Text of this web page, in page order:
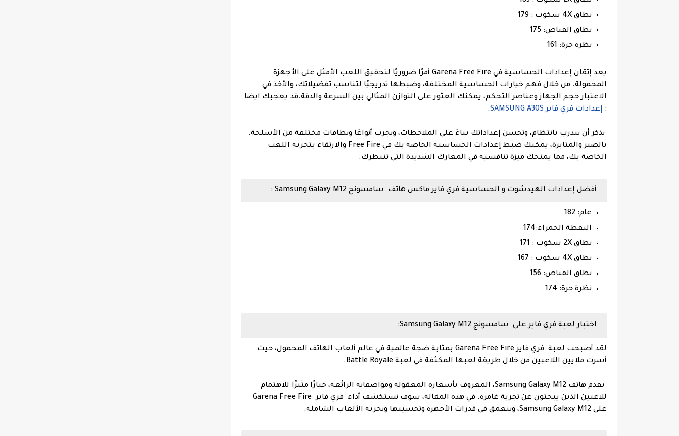
نطاق 4X سكوب : 179
نطاق القناص: 175
نظرة حرة: 161
يعد إتقان إعدادات الحساسية في Garena Free Fire أمرًا ضروريًا لتحقيق اللعب الأمثل على الأجهزة
المحمولة. من خلال فهم خيارات الحساسية المختلفة، وضبطها تدريجيًا لتناسب تفضيلاتك، والأخذ في
الاعتبار حجم الجهاز وعناصر التحكم، يمكنك العثور على التوازن المثالي بين السرعة والدقة.قد يعجبك ايضا
: إعدادات فري فاير SAMSUNG A30S .
تذكر أن تتدرب بانتظام، وتحسن إعداداتك بناءً على الملاحظات، وتجرب أنواعًا ونطاقات مختلفة من الأسلحة.
بالصبر والمثابرة، يمكنك ضبط إعدادات الحساسية الخاصة بك في Free Fire والارتقاء بتجربة اللعب
الخاصة بك، مما يمنحك ميزة تنافسية في المعارك الشديدة التي تنتظرك.
أفضل إعدادات الهيدشوت و الحساسية فري فاير ماكس هاتف سامسونج Samsung Galaxy M12 :
عام: 182
النقطة الحمراء:174
نطاق 2X سكوب : 171
نطاق 4X سكوب : 167
نطاق القناص: 156
نظرة حرة: 174
اختبار لعبة فري فاير على سامسونج Samsung Galaxy M12:
لقد أصبحت لعبة فري فاير Garena Free Fire بمثابة ضجة عالمية في عالم ألعاب الهاتف المحمول، حيث
أسرت ملايين اللاعبين من خلال طريقة لعبها المكثفة في لعبة Battle Royale.
يقدم هاتف Samsung Galaxy M12، المعروف بأسعاره المعقولة ومواصفاته الرائعة، خيارًا مثيرًا للاهتمام
للاعبين الذين يبحثون عن تجربة غامرة. في هذه المقالة، سوف نستكشف أداء فري فاير Garena Free Fire
على Samsung Galaxy M12، ونتعمق في قدرات الأجهزة وتحسينها وتجربة الألعاب الشاملة.